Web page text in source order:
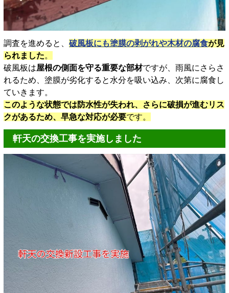
調査を進めると、 破風板にも塗膜の剥がれや木材の腐食が見
られました。
破風板は屋根の側面を守る重要な部材ですが、雨風にさらさ
れるため、塗膜が劣化すると水分を吸い込み、次第に腐食し
ていきます。
このような状態では防水性が失われ、さらに破損が進むリス
クがあるため、早急な対応が必要です。
軒天の交換工事を実施しました